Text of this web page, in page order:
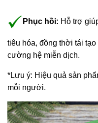
Phục hồi: Hỗ trợ
tiêu hóa, đồng thời tái
cường hệ miễn dịch.
*Lưu ý: Hiệu quả sản
mỗi người.